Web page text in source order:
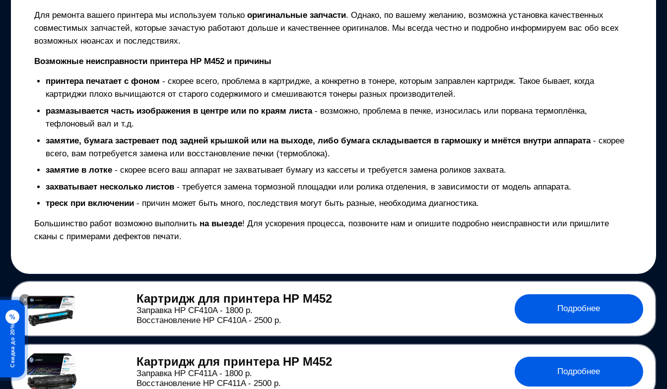
×
%
Скидка до 20%
Для ремонта вашего принтера мы используем только оригинальные запчасти. Однако, по вашему желанию, возможна установка качественных
совместимых запчастей, которые зачастую работают дольше и качественнее оригиналов. Мы всегда честно и подробно информируем вас обо всех
возможных нюансах и последствиях.
Возможные неисправности принтера HP M452 и причины
принтерапечатает с фоном - скорее всего, проблема в картридже, а конкретно в тонере, которым заправлен картридж. Такое бывает, когда
картриджи плохо вычищаются от старого содержимого и смешиваются тонеры разных производителей.
размазывается часть изображения в центре или по краям листа - возможно, проблема в печке, износилась или порвана термоплёнка,
тефлоновый вал и т.д.
замятие, бумага застревает под задней крышкой или на выходе, либо бумага складывается в гармошку и мнётся внутри аппарата - скорее
всего, вам потребуется замена или восстановление печки (термоблока).
замятие в лотке- скорее всего ваш аппарат не захватывает бумагу из кассеты и требуется замена роликов захвата.
захватывает несколько листов- требуется замена тормозной площадки или ролика отделения, в зависимости от модель аппарата.
треск при включении- причин может быть много, последствия могут быть разные, необходима диагностика.
Большинство работ возможно выполнить на выезде! Для ускорения процесса, позвоните нам и опишите подробно неисправности или пришлите
сканы с примерами дефектов печати.
Картридж для принтера HP M452
Заправка HP CF410A - 1800 р.
Восстановление HP CF410A - 2500 р.
Подробнее
Картридж для принтера HP M452
Заправка HP CF411A - 1800 р.
Восстановление HP CF411A - 2500 р.
Подробнее